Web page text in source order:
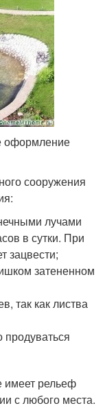
оформление
сооружения
лучами
в сутки. При
зацвести;
затененном
так как листва
имеет рельеф
с любого места.